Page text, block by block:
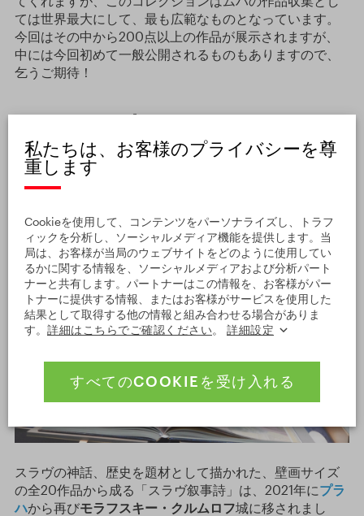
ては世界最大にして、最も広範なものとなっています。
今回はその中から200点以上の作品が展示されますが、
中には今回初めて一般公開されるものもありますので、
乞うご期待！
びモラヴィアへ
スラヴの神話、歴史を題材として描かれた、壁画サイズ
の全20作品から成る「スラヴ叙事詩」は、2021年にプラ
ハから再びモラフスキー・クルムロフ城に移されまし
私たちは、お客様のプライバシーを尊
重します
Cookieを使用して、コンテンツをパーソナライズし、トラフ
ィックを分析し、ソーシャルメディア機能を提供します。当
局は、お客様が当局のウェブサイトをどのように使用してい
るかに関する情報を、ソーシャルメディアおよび分析パート
ナーと共有します。パートナーはこの情報を、お客様がパー
トナーに提供する情報、またはお客様がサービスを使用した
結果として取得する他の情報と組み合わせる場合がありま
す。 詳細はこちらでご確認ください。 詳細設定
すべてのCOOKIEを受け入れる